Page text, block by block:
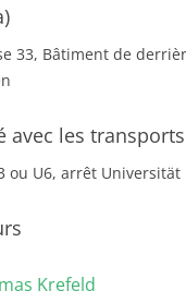
33, Bâtiment de
avec les
ou U6, arrêt Universität
Krefeld